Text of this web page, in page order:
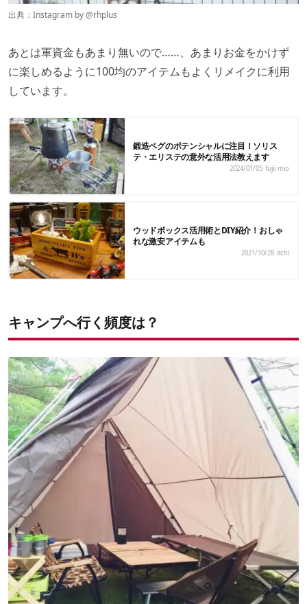
出典：Instagram by @rhplus
あとは軍資金もあまり無いので……、あまりお金をかけず
に楽しめるように100均のアイテムもよくリメイクに利用
しています。
鍛造ペグのポテンシャルに注目！ソリス
テ・エリステの意外な活用法教えます
2024/01/05 fujii mio
ウッドボックス活用術とDIY紹介！おしゃ
れな激安アイテムも
2021/10/28 achi
キャンプへ行く頻度は？